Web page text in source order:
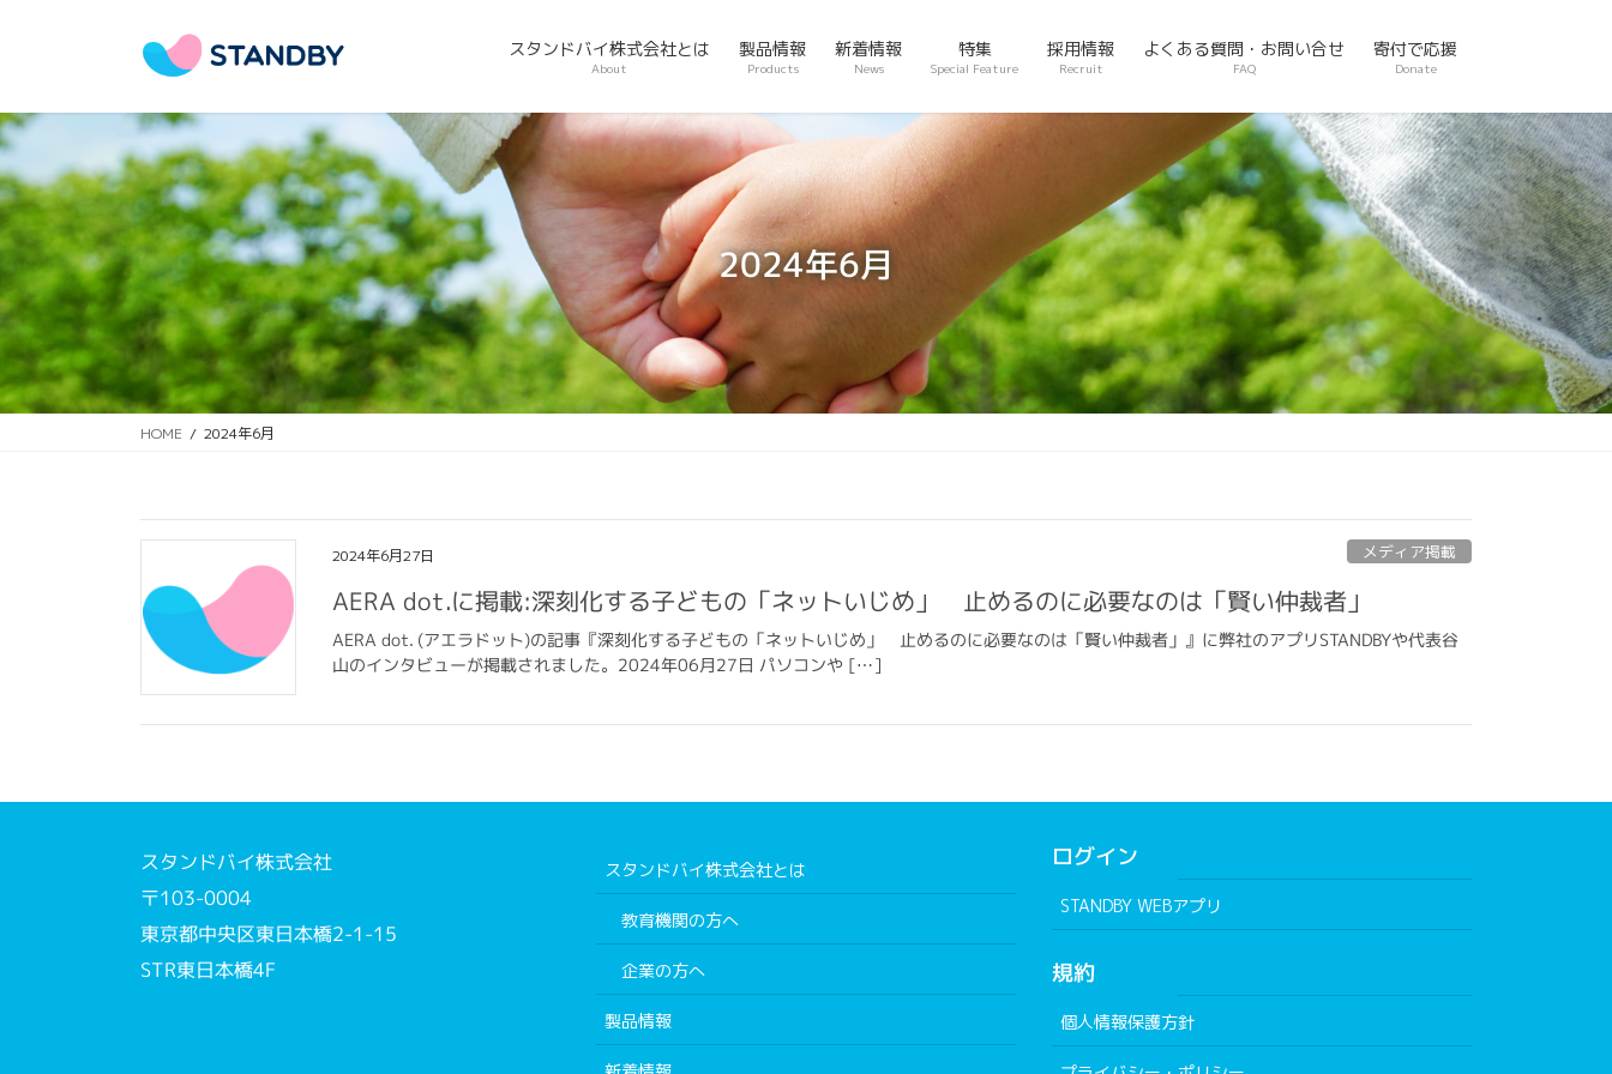
ツ
に
移
動
シ
ョ
ン
に
移
動
スタンドバイ株式会社とは
About
製品情報
Products
新着情報
News
特集
Special Feature
採用情報
Recruit
よくある質問・お問い合せ
FAQ
寄付で応援
Donate
2024年6月
HOME 2024年6月
2024年6月27日 メディア掲載
AERA dot.に掲載:深刻化する子どもの「ネットいじめ」 止めるのに必要なのは「賢い仲裁者」
AERA dot. (アエラドット)の記事『深刻化する子どもの「ネットいじめ」 止めるのに必要なのは「賢い仲裁者」』に弊社のアプリSTANDBYや代表谷
山のインタビューが掲載されました。2024年06月27日 パソコンや […]
スタンドバイ株式会社
〒103-0004
東京都中央区東日本橋2-1-15
STR東日本橋4F
スタンドバイ株式会社とは
教育機関の方へ
企業の方へ
製品情報
ログイン
STANDBY WEBアプリ
規約
個人情報保護方針